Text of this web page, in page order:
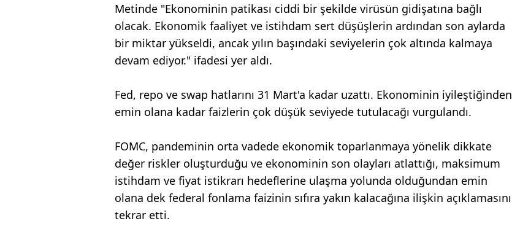
Metinde "Ekonominin patikası ciddi bir şekilde virüsün gidişatına bağlı
olacak. Ekonomik faaliyet ve istihdam sert düşüşlerin ardından son aylarda
bir miktar yükseldi, ancak yılın başındaki seviyelerin çok altında kalmaya
devam ediyor." ifadesi yer aldı.
Fed, repo ve swap hatlarını 31 Mart'a kadar uzattı. Ekonominin iyileştiğinden
emin olana kadar faizlerin çok düşük seviyede tutulacağı vurgulandı.
FOMC, pandeminin orta vadede ekonomik toparlanmaya yönelik dikkate
değer riskler oluşturduğu ve ekonominin son olayları atlattığı, maksimum
istihdam ve fiyat istikrarı hedeflerine ulaşma yolunda olduğundan emin
olana dek federal fonlama faizinin sıfıra yakın kalacağına ilişkin açıklamasını
tekrar etti.